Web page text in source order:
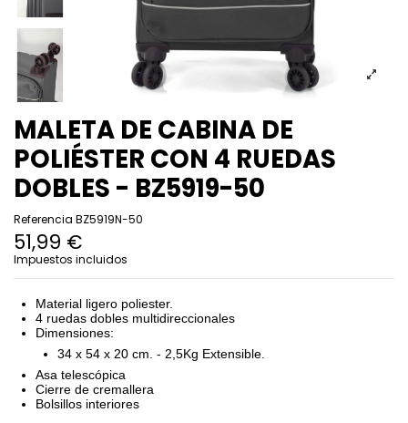
MALETA DE CABINA DE
POLIÉSTER CON 4 RUEDAS
DOBLES - BZ5919-50
Referencia BZ5919N-50
51,99 €
Impuestos incluidos
Material ligero poliester.
4 ruedas dobles multidireccionales
Dimensiones:
34 x 54 x 20 cm. - 2,5Kg Extensible.
Asa telescópica
Cierre de cremallera
Bolsillos interiores